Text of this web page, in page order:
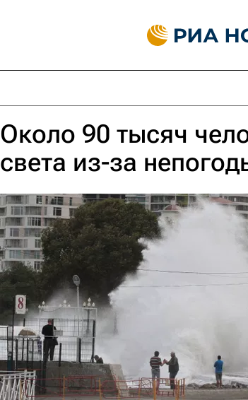
Около 90 тысяч
света из-за